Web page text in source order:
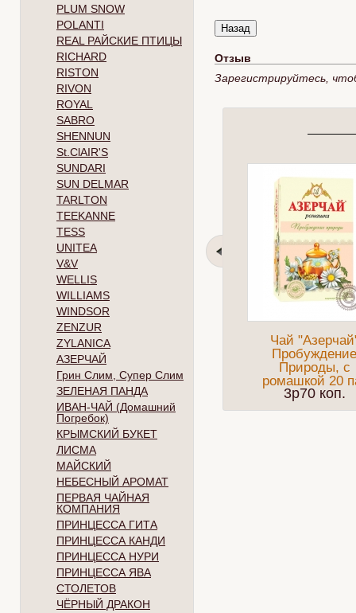
PLUM SNOW
POLANTI
REAL РАЙСКИЕ ПТИЦЫ
RICHARD
RISTON
RIVON
ROYAL
SABRO
SHENNUN
St.ClAIR'S
SUNDARI
SUN DELMAR
TARLTON
TEEKANNE
TESS
UNITEA
V&V
WELLIS
WILLIAMS
WINDSOR
ZENZUR
ZYLANICA
АЗЕРЧАЙ
Грин Слим, Супер Слим
ЗЕЛЕНАЯ ПАНДА
ИВАН-ЧАЙ (Домашний
Погребок)
КРЫМСКИЙ БУКЕТ
ЛИСМА
МАЙСКИЙ
НЕБЕСНЫЙ АРОМАТ
ПЕРВАЯ ЧАЙНАЯ
КОМПАНИЯ
ПРИНЦЕССА ГИТА
ПРИНЦЕССА КАНДИ
ПРИНЦЕССА НУРИ
ПРИНЦЕССА ЯВА
СТОЛЕТОВ
ЧЁРНЫЙ ДРАКОН
Отзыв
Зарегистрируйтесь,
Чай
Природы, с
ромашкой 20
3p70 коп.